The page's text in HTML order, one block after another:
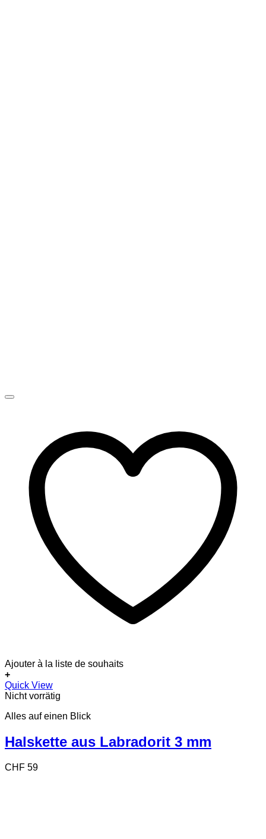
Ajouter à la liste de souhaits
+
Quick View
Nicht vorrätig
Alles auf einen Blick
Halskette aus Labradorit 3 mm
CHF 59